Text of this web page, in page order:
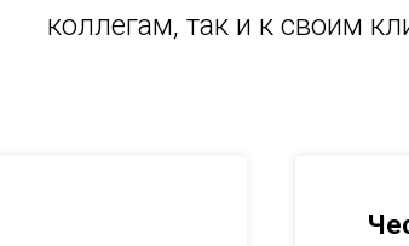
коллегам, так и к своим